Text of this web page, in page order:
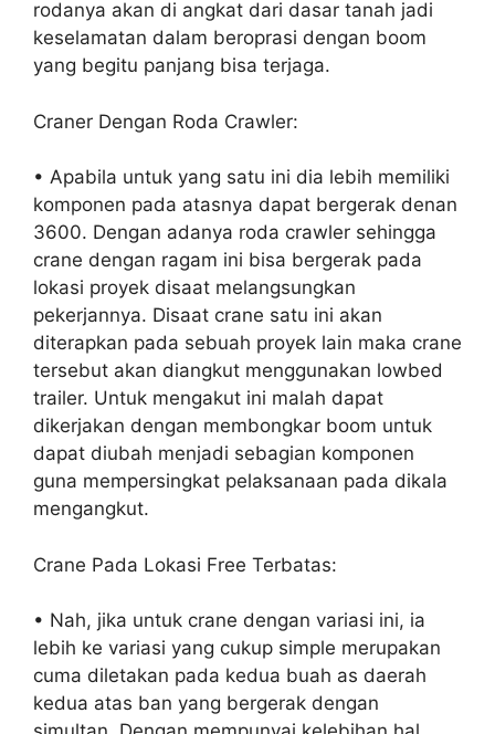
rodanya akan di angkat dari dasar tanah jadi
keselamatan dalam beroprasi dengan boom
yang begitu panjang bisa terjaga.
Craner Dengan Roda Crawler:
• Apabila untuk yang satu ini dia lebih memiliki
komponen pada atasnya dapat bergerak denan
3600. Dengan adanya roda crawler sehingga
crane dengan ragam ini bisa bergerak pada
lokasi proyek disaat melangsungkan
pekerjannya. Disaat crane satu ini akan
diterapkan pada sebuah proyek lain maka crane
tersebut akan diangkut menggunakan lowbed
trailer. Untuk mengakut ini malah dapat
dikerjakan dengan membongkar boom untuk
dapat diubah menjadi sebagian komponen
guna mempersingkat pelaksanaan pada dikala
mengangkut.
Crane Pada Lokasi Free Terbatas:
• Nah, jika untuk crane dengan variasi ini, ia
lebih ke variasi yang cukup simple merupakan
cuma diletakan pada kedua buah as daerah
kedua atas ban yang bergerak dengan